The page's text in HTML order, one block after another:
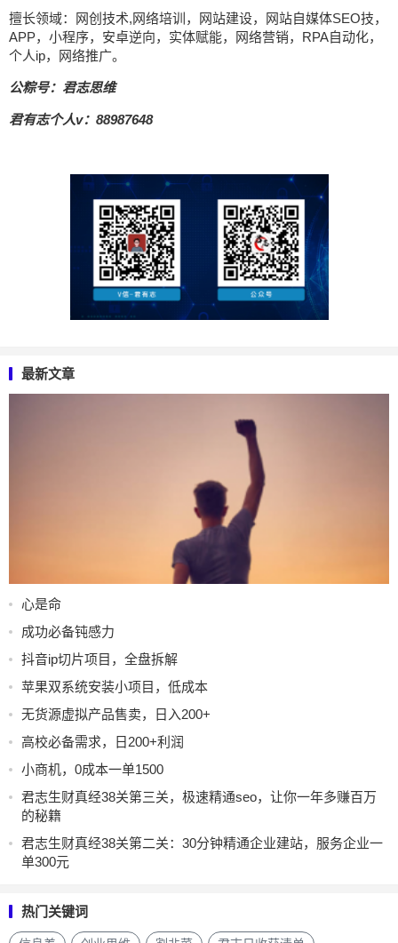
擅长领域：网创技术,网络培训，网站建设，网站自媒体SEO技，
APP，小程序，安卓逆向，实体赋能，网络营销，RPA自动化，
个人ip，网络推广。
公粽号：君志思维
君有志个人v：88987648
最新文章
心是命
成功必备钝感力
抖音ip切片项目，全盘拆解
苹果双系统安装小项目，低成本
无货源虚拟产品售卖，日入200+
高校必备需求，日200+利润
小商机，0成本一单1500
君志生财真经38关第三关，极速精通seo，让你一年多赚百万
的秘籍
君志生财真经38关第二关：30分钟精通企业建站，服务企业一
单300元
热门关键词